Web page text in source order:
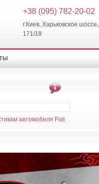
+38 (095) 782-20-02
г.Киев, Харьковское шоссе,
171/18
автомобиля Fiat